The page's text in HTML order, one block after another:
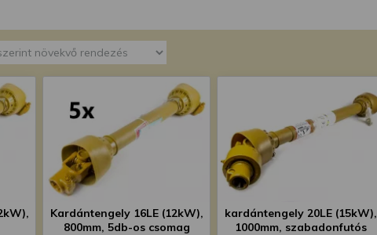
Kardántengely 16LE (12kW),
800mm, 5db-os csomag
kardántengely 20LE (15kW),
1000mm, szabadonfutós